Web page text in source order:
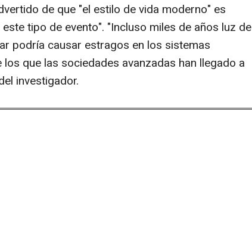
de que "el estilo de vida moderno" es
tipo de evento". "Incluso miles de años luz de
podría causar estragos en los sistemas
que las sociedades avanzadas han llegado a
investigador.